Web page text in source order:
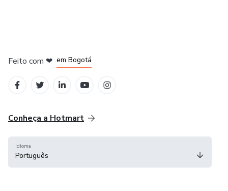
Feito com ❤ em Bogotá
Conheça a Hotmart
Idioma
Português